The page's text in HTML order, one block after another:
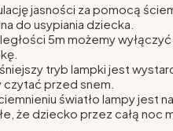
jasności za pomocą
do usypiania dziecka.
5m możemy
tryb lampki jest
czytać przed snem.
światło lampy jest
że dziecko przez całą noc